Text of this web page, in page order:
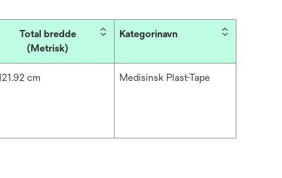
Total bredde
(Metrisk)
Kategorinavn
cm Medisinsk Plast-Tape